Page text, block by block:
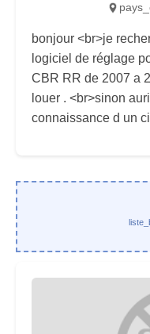
bonjour <br>je
logiciel de réglage
CBR RR de 2007 a
louer . <br>sinon
connaissance d un